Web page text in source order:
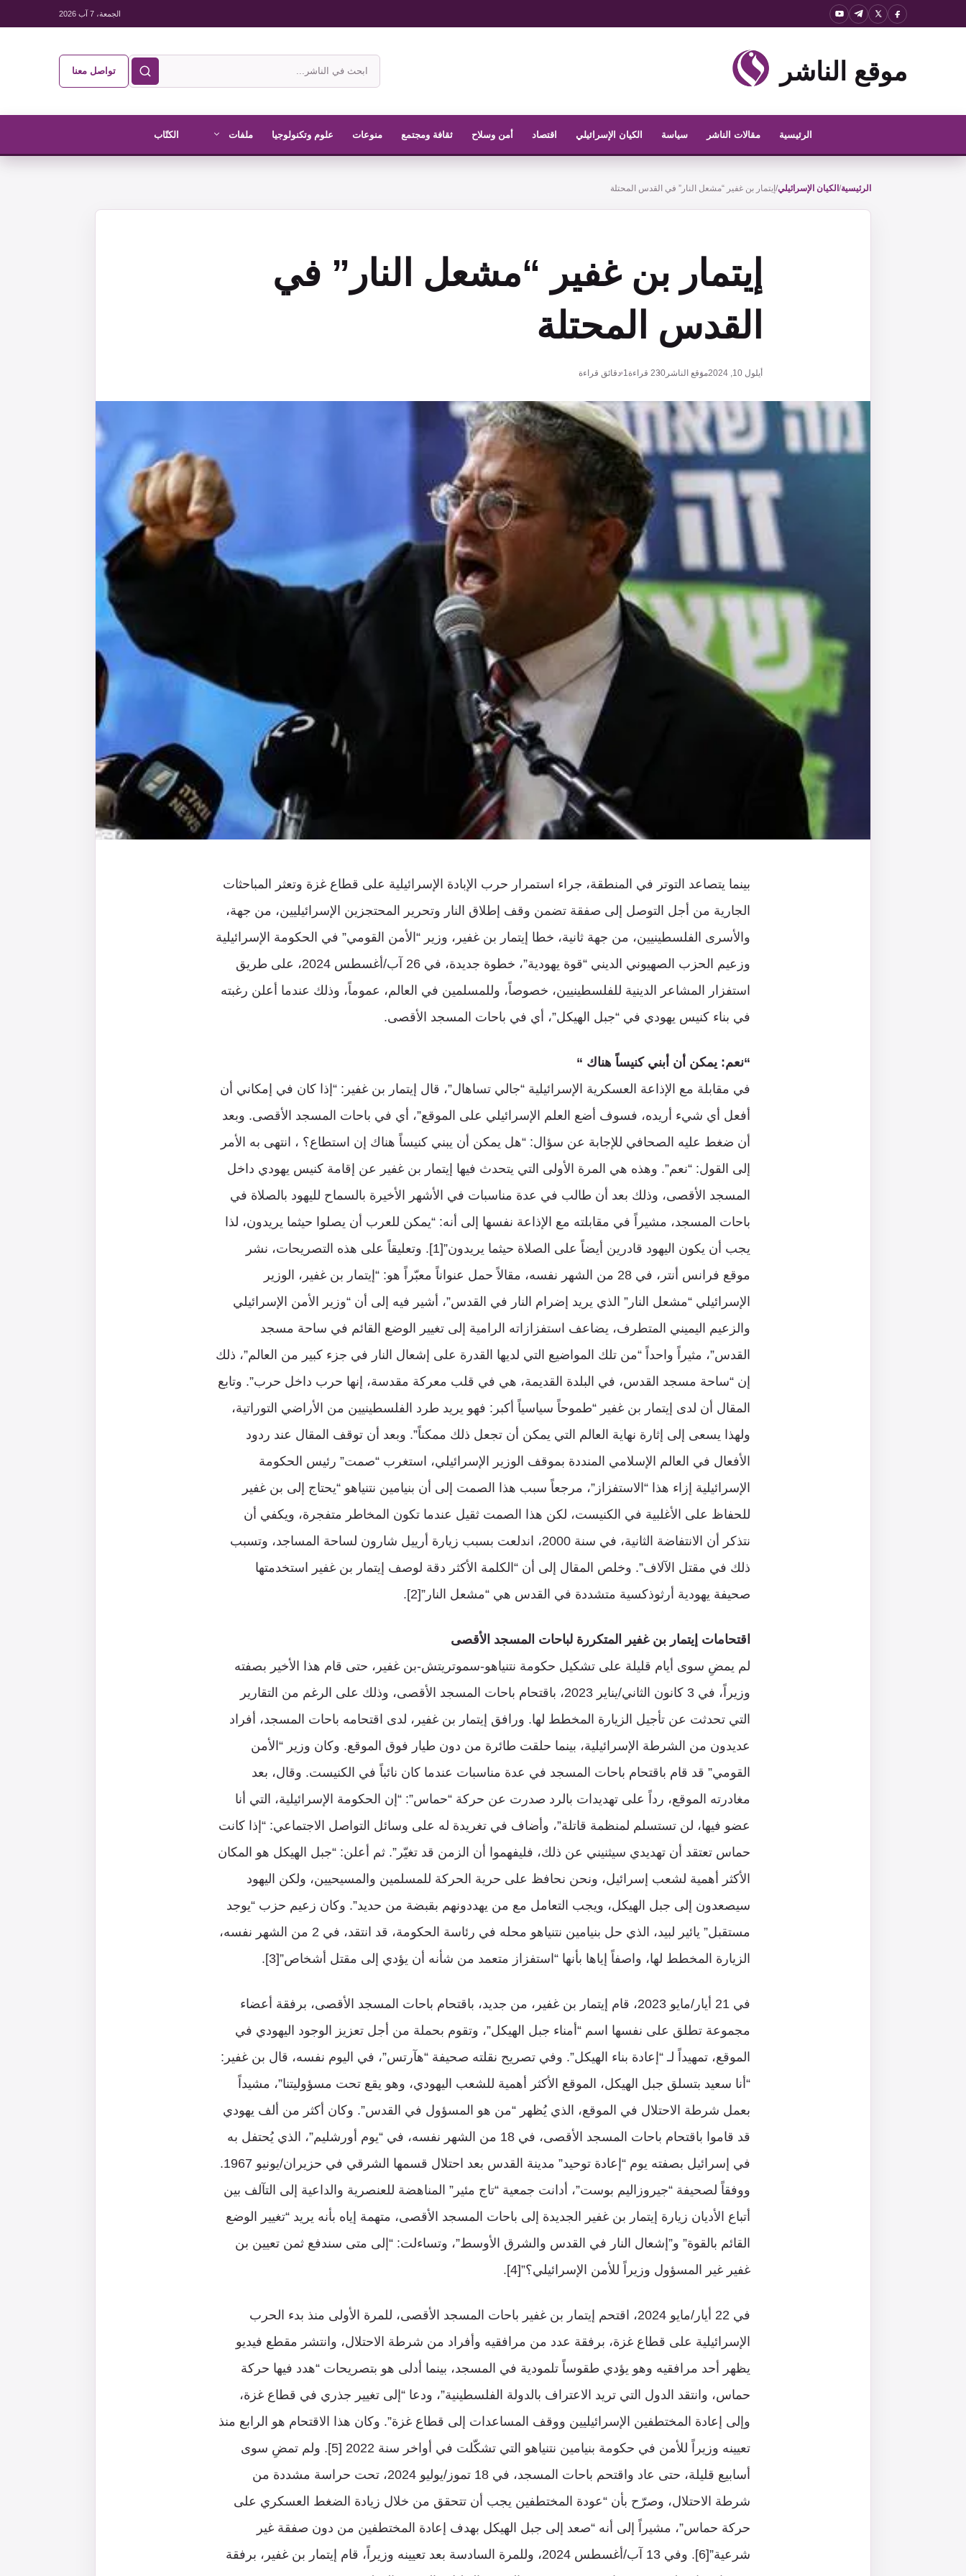
الجمعة، 7 آب 2026
موقع الناشر
ابحث
في
الناشر
تواصل معنا
الرئيسية مقالات الناشر سياسة الكيان الإسرائيلي اقتصاد أمن وسلاح ثقافة ومجتمع منوعات علوم وتكنولوجيا ملفات الكتّاب
الرئيسية/ الكيان الإسرائيلي/ إيتمار بن غفير “مشعل النار” في القدس المحتلة
إيتمار بن غفير “مشعل النار” في
القدس المحتلة
أيلول 10, 2024 موقع الناشر 230 قراءة1 دقائق قراءة
بينما يتصاعد التوتر في المنطقة، جراء استمرار حرب الإبادة الإسرائيلية على قطاع غزة وتعثر المباحثات
الجارية من أجل التوصل إلى صفقة تضمن وقف إطلاق النار وتحرير المحتجزين الإسرائيليين، من جهة،
والأسرى الفلسطينيين، من جهة ثانية، خطا إيتمار بن غفير، وزير “الأمن القومي” في الحكومة الإسرائيلية
وزعيم الحزب الصهيوني الديني “قوة يهودية”، خطوة جديدة، في 26 آب/أغسطس 2024، على طريق
استفزار المشاعر الدينية للفلسطينيين، خصوصاً، وللمسلمين في العالم، عموماً، وذلك عندما أعلن رغبته
في بناء كنيس يهودي في “جبل الهيكل”، أي في باحات المسجد الأقصى.
“نعم: يمكن أن أبني كنيساً هناك “
في مقابلة مع الإذاعة العسكرية الإسرائيلية “جالي تساهال”، قال إيتمار بن غفير: “إذا كان في إمكاني أن
أفعل أي شيء أريده، فسوف أضع العلم الإسرائيلي على الموقع”، أي في باحات المسجد الأقصى. وبعد
أن ضغط عليه الصحافي للإجابة عن سؤال: “هل يمكن أن يبني كنيساً هناك إن استطاع؟ ، انتهى به الأمر
إلى القول: “نعم”. وهذه هي المرة الأولى التي يتحدث فيها إيتمار بن غفير عن إقامة كنيس يهودي داخل
المسجد الأقصى، وذلك بعد أن طالب في عدة مناسبات في الأشهر الأخيرة بالسماح لليهود بالصلاة في
باحات المسجد، مشيراً في مقابلته مع الإذاعة نفسها إلى أنه: “يمكن للعرب أن يصلوا حيثما يريدون، لذا
يجب أن يكون اليهود قادرين أيضاً على الصلاة حيثما يريدون”[1]. وتعليقاً على هذه التصريحات، نشر
موقع فرانس أنتر، في 28 من الشهر نفسه، مقالاً حمل عنواناً معبّراً هو: “إيتمار بن غفير، الوزير
الإسرائيلي “مشعل النار” الذي يريد إضرام النار في القدس”، أشير فيه إلى أن “وزير الأمن الإسرائيلي
والزعيم اليميني المتطرف، يضاعف استفزازاته الرامية إلى تغيير الوضع القائم في ساحة مسجد
القدس”، مثيراً واحداً “من تلك المواضيع التي لديها القدرة على إشعال النار في جزء كبير من العالم”، ذلك
إن “ساحة مسجد القدس، في البلدة القديمة، هي في قلب معركة مقدسة، إنها حرب داخل حرب”. وتابع
المقال أن لدى إيتمار بن غفير “طموحاً سياسياً أكبر: فهو يريد طرد الفلسطينيين من الأراضي التوراتية،
ولهذا يسعى إلى إثارة نهاية العالم التي يمكن أن تجعل ذلك ممكناً”. وبعد أن توقف المقال عند ردود
الأفعال في العالم الإسلامي المنددة بموقف الوزير الإسرائيلي، استغرب “صمت” رئيس الحكومة
الإسرائيلية إزاء هذا “الاستفزاز”، مرجعاً سبب هذا الصمت إلى أن بنيامين نتنياهو “يحتاج إلى بن غفير
للحفاظ على الأغلبية في الكنيست، لكن هذا الصمت ثقيل عندما تكون المخاطر متفجرة، ويكفي أن
نتذكر أن الانتفاضة الثانية، في سنة 2000، اندلعت بسبب زيارة أرييل شارون لساحة المساجد، وتسبب
ذلك في مقتل الآلاف”. وخلص المقال إلى أن “الكلمة الأكثر دقة لوصف إيتمار بن غفير استخدمتها
صحيفة يهودية أرثوذكسية متشددة في القدس هي “مشعل النار”[2].
اقتحامات إيتمار بن غفير المتكررة لباحات المسجد الأقصى
لم يمضِ سوى أيام قليلة على تشكيل حكومة نتنياهو-سموتريتش-بن غفير، حتى قام هذا الأخير بصفته
وزيراً، في 3 كانون الثاني/يناير 2023، باقتحام باحات المسجد الأقصى، وذلك على الرغم من التقارير
التي تحدثت عن تأجيل الزيارة المخطط لها. ورافق إيتمار بن غفير، لدى اقتحامه باحات المسجد، أفراد
عديدون من الشرطة الإسرائيلية، بينما حلقت طائرة من دون طيار فوق الموقع. وكان وزير “الأمن
القومي” قد قام باقتحام باحات المسجد في عدة مناسبات عندما كان نائباً في الكنيست. وقال، بعد
مغادرته الموقع، رداً على تهديدات بالرد صدرت عن حركة “حماس”: “إن الحكومة الإسرائيلية، التي أنا
عضو فيها، لن تستسلم لمنظمة قاتلة”، وأضاف في تغريدة له على وسائل التواصل الاجتماعي: “إذا كانت
حماس تعتقد أن تهديدي سيثنيني عن ذلك، فليفهموا أن الزمن قد تغيّر”. ثم أعلن: “جبل الهيكل هو المكان
الأكثر أهمية لشعب إسرائيل، ونحن نحافظ على حرية الحركة للمسلمين والمسيحيين، ولكن اليهود
سيصعدون إلى جبل الهيكل، ويجب التعامل مع من يهددونهم بقبضة من حديد”. وكان زعيم حزب “يوجد
مستقبل” يائير لبيد، الذي حل بنيامين نتنياهو محله في رئاسة الحكومة، قد انتقد، في 2 من الشهر نفسه،
الزيارة المخطط لها، واصفاً إياها بأنها “استفزاز متعمد من شأنه أن يؤدي إلى مقتل أشخاص”[3].
في 21 أيار/مايو 2023، قام إيتمار بن غفير، من جديد، باقتحام باحات المسجد الأقصى، برفقة أعضاء
مجموعة تطلق على نفسها اسم “أمناء جبل الهيكل”، وتقوم بحملة من أجل تعزيز الوجود اليهودي في
الموقع، تمهيداً لـ “إعادة بناء الهيكل”. وفي تصريح نقلته صحيفة “هآرتس”، في اليوم نفسه، قال بن غفير:
“أنا سعيد بتسلق جبل الهيكل، الموقع الأكثر أهمية للشعب اليهودي، وهو يقع تحت مسؤوليتنا”، مشيداً
بعمل شرطة الاحتلال في الموقع، الذي يُظهر “من هو المسؤول في القدس”. وكان أكثر من ألف يهودي
قد قاموا باقتحام باحات المسجد الأقصى، في 18 من الشهر نفسه، في “يوم أورشليم”، الذي يُحتفل به
في إسرائيل بصفته يوم “إعادة توحيد” مدينة القدس بعد احتلال قسمها الشرقي في حزيران/يونيو 1967.
ووفقاً لصحيفة “جيروزاليم بوست”، أدانت جمعية “تاج مئير” المناهضة للعنصرية والداعية إلى التآلف بين
أتباع الأديان زيارة إيتمار بن غفير الجديدة إلى باحات المسجد الأقصى، متهمة إياه بأنه يريد “تغيير الوضع
القائم بالقوة” و”إشعال النار في القدس والشرق الأوسط”، وتساءلت: “إلى متى سندفع ثمن تعيين بن
غفير غير المسؤول وزيراً للأمن الإسرائيلي؟”[4].
في 22 أيار/مايو 2024، اقتحم إيتمار بن غفير باحات المسجد الأقصى، للمرة الأولى منذ بدء الحرب
الإسرائيلية على قطاع غزة، برفقة عدد من مرافقيه وأفراد من شرطة الاحتلال، وانتشر مقطع فيديو
يظهر أحد مرافقيه وهو يؤدي طقوساً تلمودية في المسجد، بينما أدلى هو بتصريحات “هدد فيها حركة
حماس، وانتقد الدول التي تريد الاعتراف بالدولة الفلسطينية”، ودعا “إلى تغيير جذري في قطاع غزة،
وإلى إعادة المختطفين الإسرائيليين ووقف المساعدات إلى قطاع غزة”. وكان هذا الاقتحام هو الرابع منذ
تعيينه وزيراً للأمن في حكومة بنيامين نتنياهو التي تشكّلت في أواخر سنة 2022 [5]. ولم تمضِ سوى
أسابيع قليلة، حتى عاد واقتحم باحات المسجد، في 18 تموز/يوليو 2024، تحت حراسة مشددة من
شرطة الاحتلال، وصرّح بأن “عودة المختطفين يجب أن تتحقق من خلال زيادة الضغط العسكري على
حركة حماس”، مشيراً إلى أنه “صعد إلى جبل الهيكل بهدف إعادة المختطفين من دون صفقة غير
شرعية”[6]. وفي 13 آب/أغسطس 2024، وللمرة السادسة بعد تعيينه وزيراً، قام إيتمار بن غفير، برفقة